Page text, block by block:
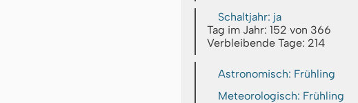
Schaltjahr: ja
Tag im Jahr: 152 von 366
Verbleibende Tage: 214
Astronomisch: Frühling
Meteorologisch: Frühling